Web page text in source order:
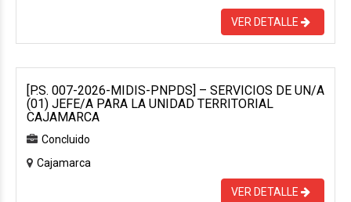
VER DETALLE
[P.S. 007-2026-MIDIS-PNPDS] – SERVICIOS DE UN/A
(01) JEFE/A PARA LA UNIDAD TERRITORIAL
CAJAMARCA
Concluido
Cajamarca
VER DETALLE